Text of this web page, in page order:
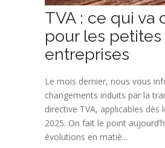
TVA : ce qui va
pour les petites
entreprises
Le mois dernier, nous vous
changements induits par la
directive TVA, applicables dès
2025. On fait le point
évolutions en matiè...